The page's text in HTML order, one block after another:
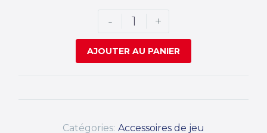
- +
AJOUTER AU PANIER
Catégories: Accessoires de jeu